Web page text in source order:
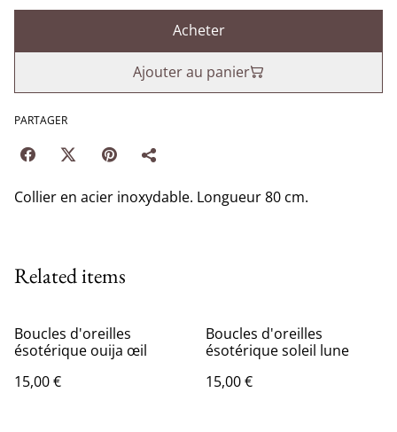
Acheter
Ajouter au panier
PARTAGER
Collier en acier inoxydable. Longueur 80 cm.
Related items
Boucles d'oreilles
ésotérique ouija œil
15,00 €
Boucles d'oreilles
ésotérique soleil lune
15,00 €